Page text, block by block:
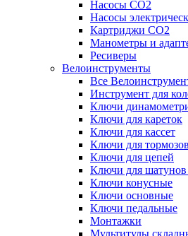
Насосы CO2
Насосы
Картриджи CO2
Манометры и
Ресиверы
Велоинструменты
Все
Инструмент для
Ключи
Ключи для кареток
Ключи для кассет
Ключи для тормозов
Ключи для цепей
Ключи для шатунов
Ключи конусные
Ключи основные
Ключи педальные
Монтажки
Мультитулы